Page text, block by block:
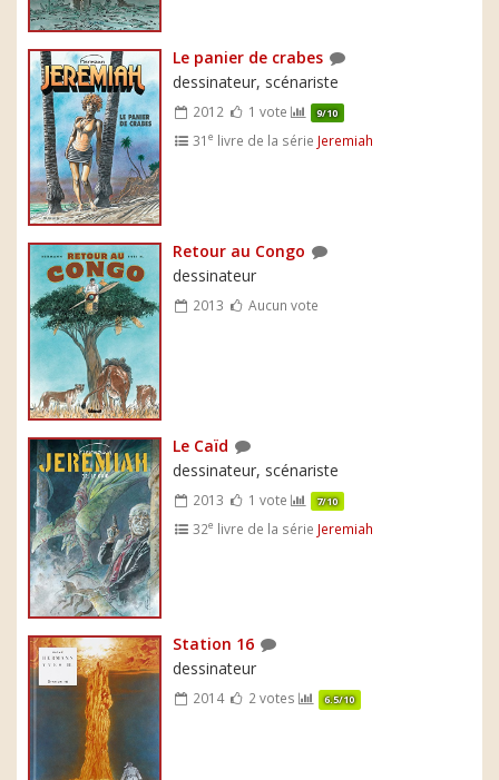
Le panier de crabes
dessinateur, scénariste
2012 1 vote 9/10
31e livre de la série Jeremiah
Retour au Congo
dessinateur
2013 Aucun vote
Le Caïd
dessinateur, scénariste
2013 1 vote 7/10
32e livre de la série Jeremiah
Station 16
dessinateur
2014 2 votes 6.5/10